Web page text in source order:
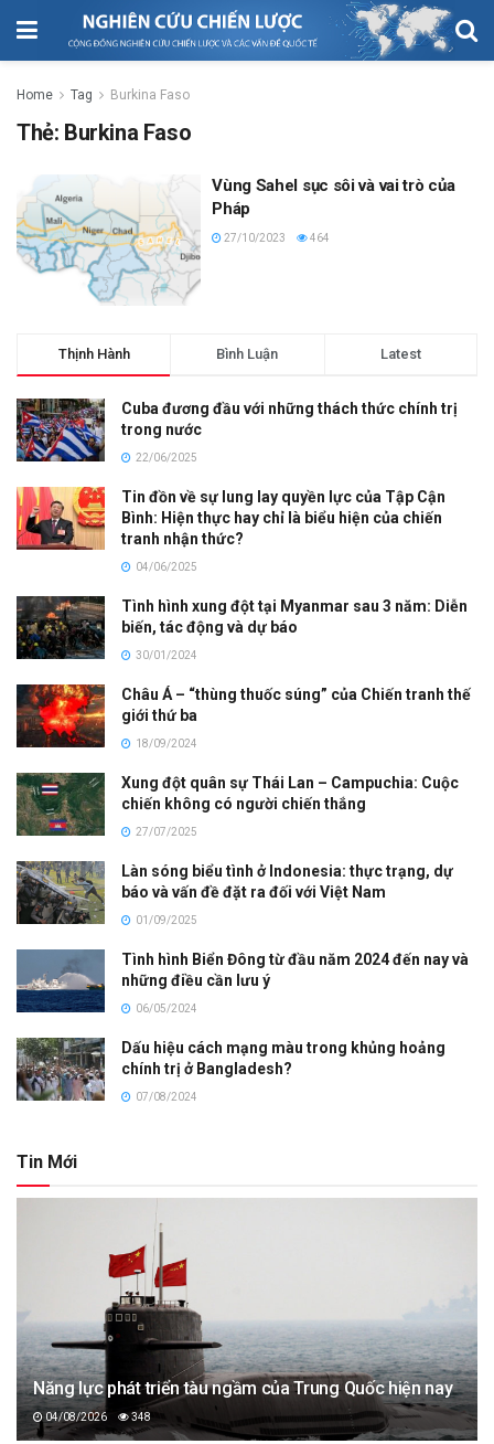
Home Tag Burkina Faso
Thẻ: Burkina Faso
Vùng Sahel sục sôi và vai trò của
Pháp
27/10/2023 464
Thịnh Hành Bình Luận Latest
Cuba đương đầu với những thách thức chính trị
trong nước
22/06/2025
Tin đồn về sự lung lay quyền lực của Tập Cận
Bình: Hiện thực hay chỉ là biểu hiện của chiến
tranh nhận thức?
04/06/2025
Tình hình xung đột tại Myanmar sau 3 năm: Diễn
biến, tác động và dự báo
30/01/2024
Châu Á – “thùng thuốc súng” của Chiến tranh thế
giới thứ ba
18/09/2024
Xung đột quân sự Thái Lan – Campuchia: Cuộc
chiến không có người chiến thắng
27/07/2025
Làn sóng biểu tình ở Indonesia: thực trạng, dự
báo và vấn đề đặt ra đối với Việt Nam
01/09/2025
Tình hình Biển Đông từ đầu năm 2024 đến nay và
những điều cần lưu ý
06/05/2024
Dấu hiệu cách mạng màu trong khủng hoảng
chính trị ở Bangladesh?
07/08/2024
Tin Mới
Năng lực phát triển tàu ngầm của Trung Quốc hiện nay
04/08/2026 348